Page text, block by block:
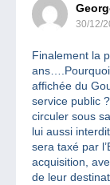
30/12/
Finalement la
ans….Pourquoi
affichée du
service public
circuler sous
lui aussi
sera taxé par
acquisition,
de leur